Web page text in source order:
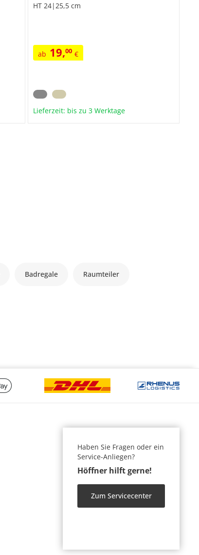
HT 24|25,5 cm
ab 19,00 €
Lieferzeit: bis zu 3 Werktage
Badregale Raumteiler
Haben Sie Fragen oder ein
Service-Anliegen?
Höffner hilft gerne!
Zum Servicecenter